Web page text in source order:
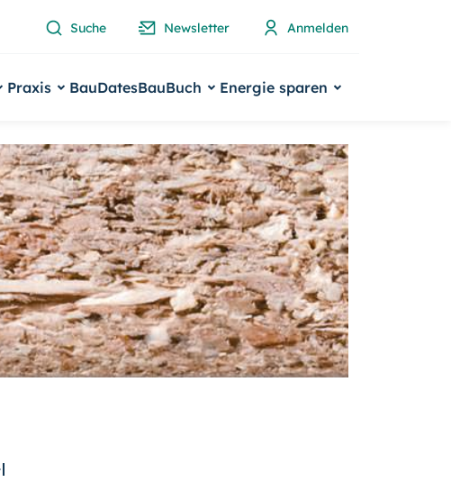
Suche Newsletter Anmelden
Praxis BauDatesBauBuch Energie sparen